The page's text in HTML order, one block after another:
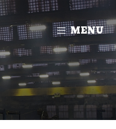
MENU